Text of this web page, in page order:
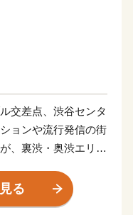
交差点、渋谷センタ
ョンや流行発信の街
、裏渋・奥渋エリア
情味が漂う街、 緑
木・千駄ヶ谷地区な
る